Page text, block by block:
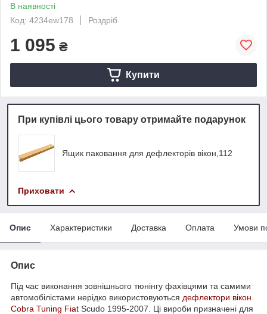
В наявності
Код: 4234ew178
Роздріб
1 095 ₴
Купити
При купівлі цього товару отримайте подарунок
Ящик паковання для дефлекторів вікон,112
Приховати
Опис Характеристики Доставка Оплата Умови
Опис
Під час виконання зовнішнього тюнінгу фахівцями та самими
автомобілістами нерідко використовуються дефлектори вікон
Cobra Tuning Fiat Scudo 1995-2007. Ці вироби призначені для